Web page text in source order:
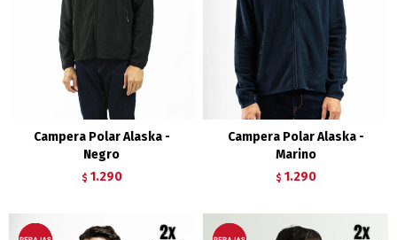
Campera Polar Alaska -
Negro
$ 1.290
Campera Polar Alaska -
Marino
$ 1.290